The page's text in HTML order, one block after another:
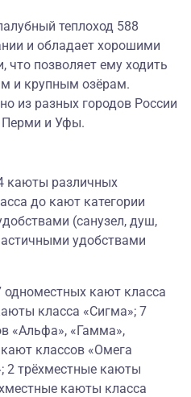
теплоход 588
и обладает хорошими
позволяет ему ходить
и крупным озёрам.
из разных городов России
Перми и Уфы.
каюты различных
до кают категории
(санузел, душ,
удобствами
кают класса
класса «Сигма»; 7
«Альфа», «Гамма»,
классов «Омега
2 трёхместные каюты
каюты класса